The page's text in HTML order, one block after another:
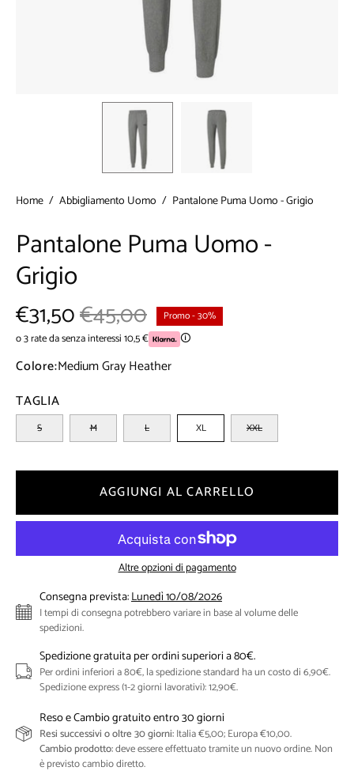
Home / Abbigliamento Uomo / Pantalone Puma Uomo - Grigio
Pantalone Puma Uomo -
Grigio
€31,50€45,00 Promo-30%
o 3 rate da senza interessi 10,5 € 🛈
Colore:Medium Gray Heather
TAGLIA
S M L XL XXL
AGGIUNGI AL CARRELLO
Altre opzioni di pagamento
Consegna prevista:Lunedì 10/08/2026
I tempi di consegna potrebbero variare in base al volume delle
spedizioni.
Spedizione gratuita per ordini superiori a 80€.
Per ordini inferiori a 80€, la spedizione standard ha un costo di 6,90€.
Spedizione express (1-2 giorni lavorativi): 12,90€.
Reso e Cambio gratuito entro 30 giorni
Resi successivi o oltre 30 giorni:Italia €5,00; Europa €10,00.
Cambio prodotto:deve essere effettuato tramite un nuovo ordine. Non
è previsto cambio diretto.